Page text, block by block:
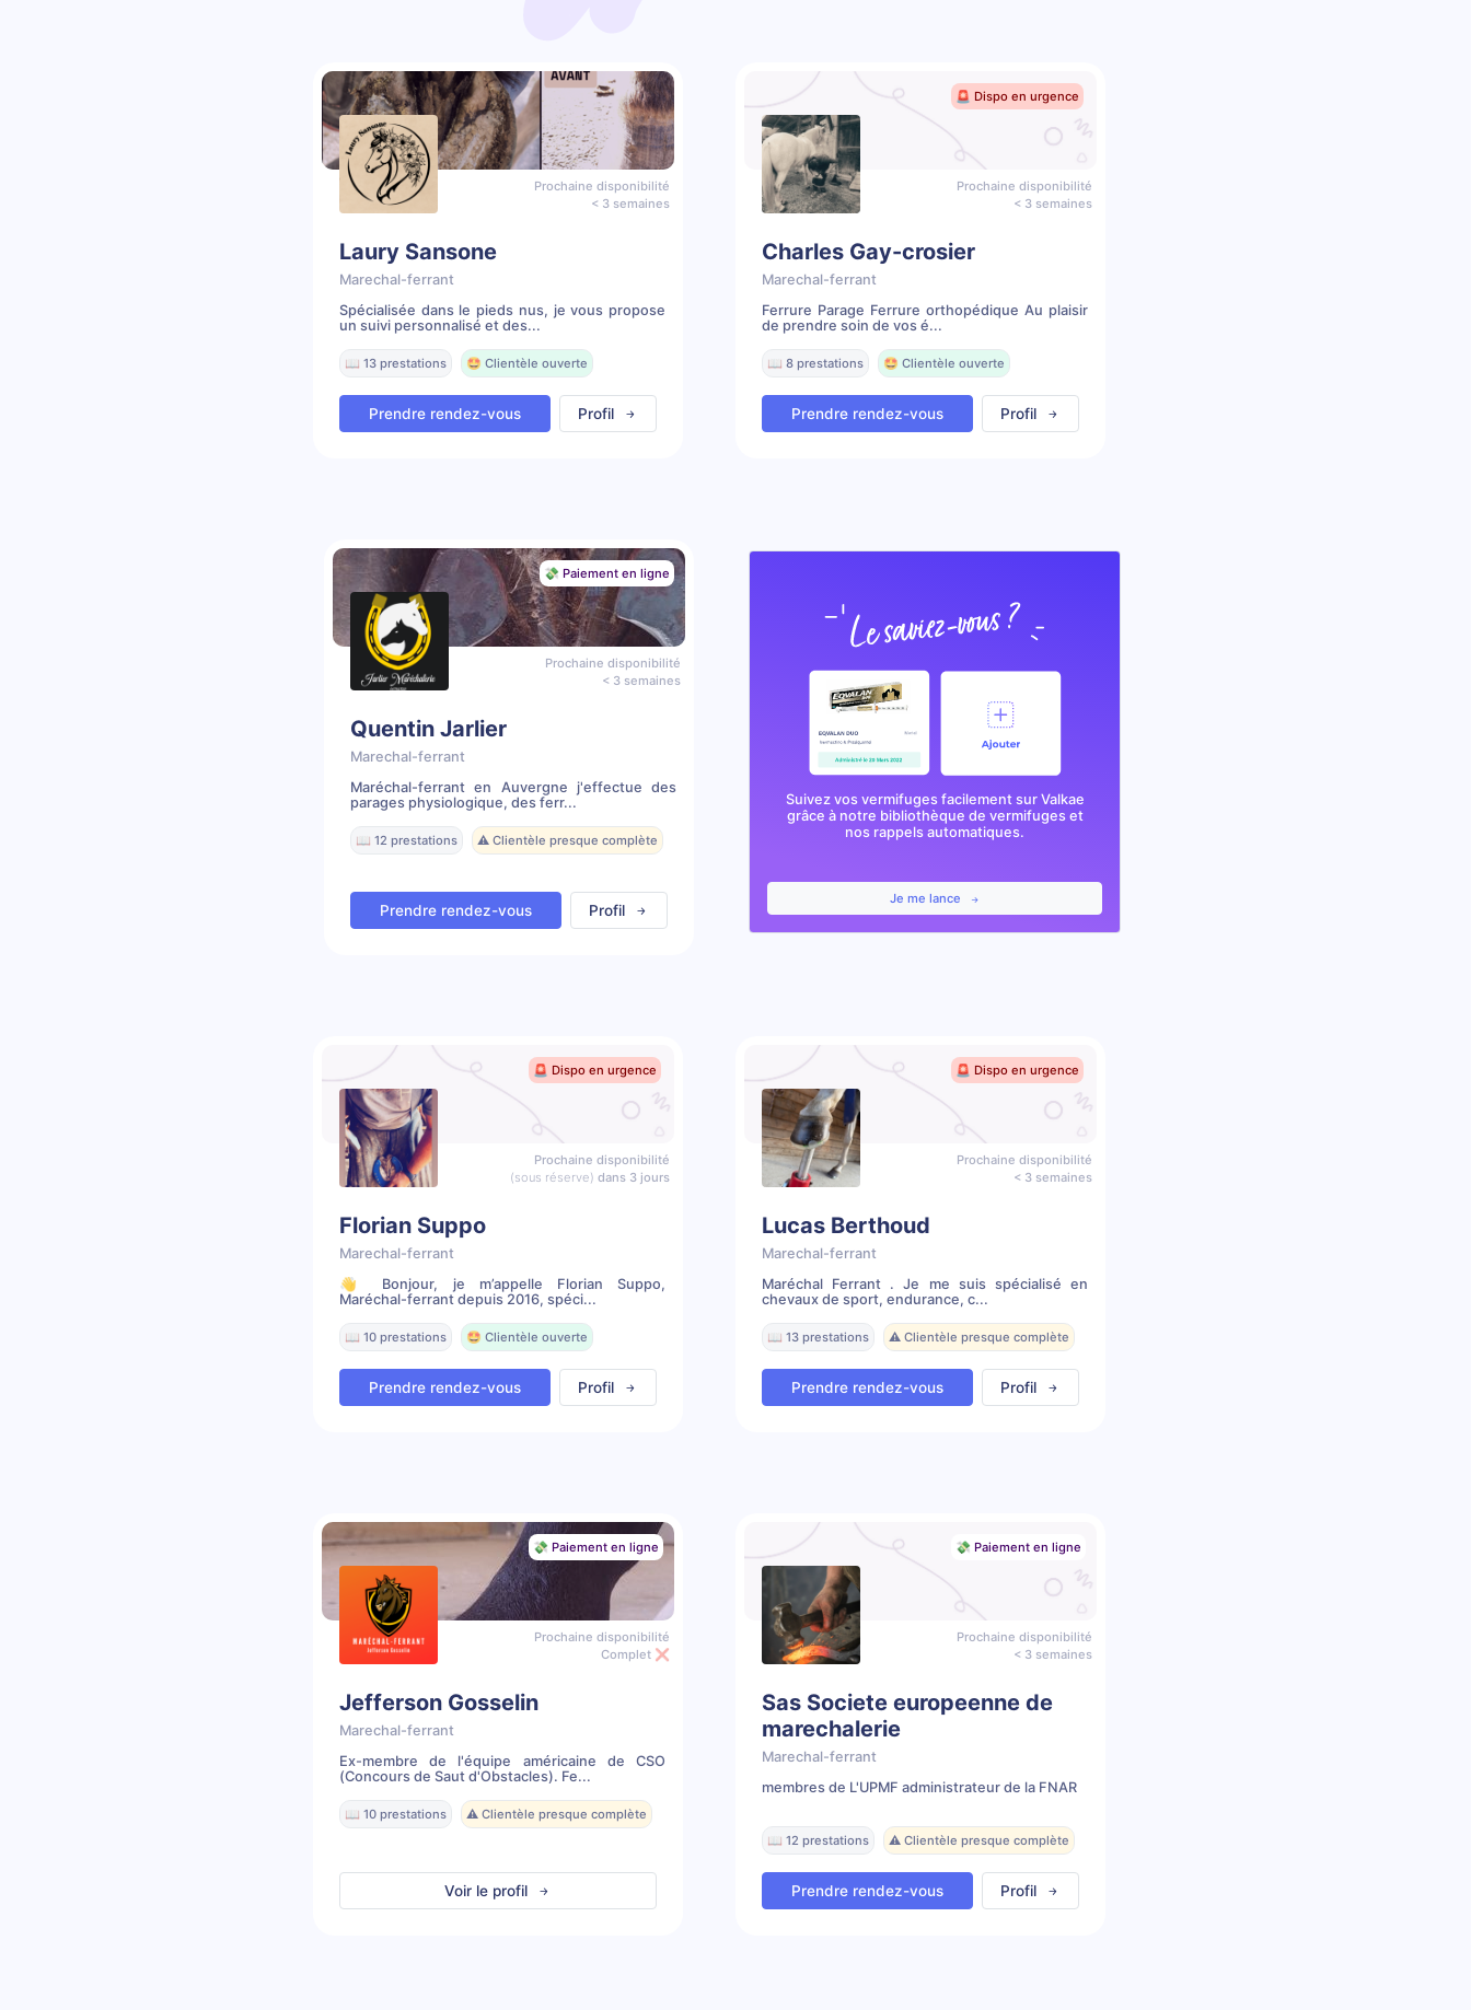
Prochaine disponibilité
< 3 semaines
Laury Sansone
Marechal-ferrant
Spécialisée dans le pieds nus, je vous propose
un suivi personnalisé et des...
📖 13 prestations 🤩 Clientèle ouverte
Prendre rendez-vous Profil
🚨 Dispo en urgence
Prochaine disponibilité
< 3 semaines
Charles Gay-crosier
Marechal-ferrant
Ferrure Parage Ferrure orthopédique Au plaisir
de prendre soin de vos é...
📖 8 prestations 🤩 Clientèle ouverte
Prendre rendez-vous Profil
💸 Paiement en ligne
Prochaine disponibilité
< 3 semaines
Quentin Jarlier
Marechal-ferrant
Maréchal-ferrant en Auvergne j'effectue des
parages physiologique, des ferr...
📖 12 prestations ⚠️ Clientèle presque complète
Prendre rendez-vous Profil
Suivez vos vermifuges facilement sur Valkae
grâce à notre bibliothèque de vermifuges et
nos rappels automatiques.
Je me lance
🚨 Dispo en urgence
Prochaine disponibilité
(sous réserve) dans 3 jours
Florian Suppo
Marechal-ferrant
👋 Bonjour, je m’appelle Florian Suppo,
Maréchal-ferrant depuis 2016, spéci...
📖 10 prestations 🤩 Clientèle ouverte
Prendre rendez-vous Profil
🚨 Dispo en urgence
Prochaine disponibilité
< 3 semaines
Lucas Berthoud
Marechal-ferrant
Maréchal Ferrant . Je me suis spécialisé en
chevaux de sport, endurance, c...
📖 13 prestations ⚠️ Clientèle presque complète
Prendre rendez-vous Profil
💸 Paiement en ligne
Prochaine disponibilité
Complet ❌
Jefferson Gosselin
Marechal-ferrant
Ex-membre de l'équipe américaine de CSO
(Concours de Saut d'Obstacles). Fe...
📖 10 prestations ⚠️ Clientèle presque complète
Voir le profil
💸 Paiement en ligne
Prochaine disponibilité
< 3 semaines
Sas Societe europeenne de
marechalerie
Marechal-ferrant
membres de L'UPMF administrateur de la FNAR
📖 12 prestations ⚠️ Clientèle presque complète
Prendre rendez-vous Profil